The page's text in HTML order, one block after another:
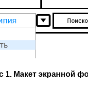
1. Макет экранной